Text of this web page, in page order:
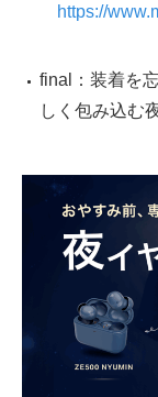
https://
final：装着を
しく包み込む